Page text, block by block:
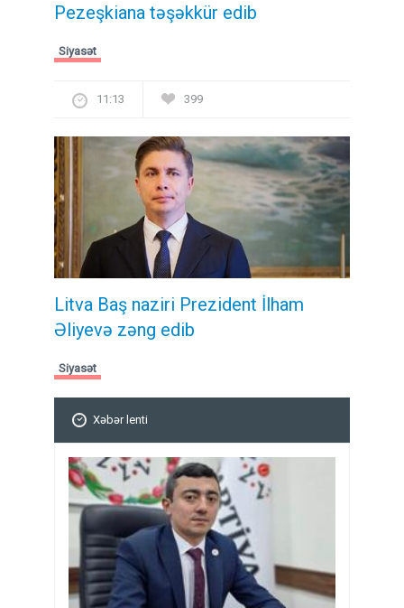
Pezeşkiana təşəkkür edib
Siyasət
11:13 399
Litva Baş naziri Prezident İlham
Əliyevə zəng edib
Siyasət
Xəbər lenti